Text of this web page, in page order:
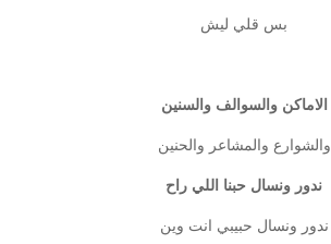
بس قلي ليش
الاماكن والسوالف والسنين
والشوارع والمشاعر والحنين
ندور ونسال حبنا اللي راح
ندور ونسال حبيبي انت وين